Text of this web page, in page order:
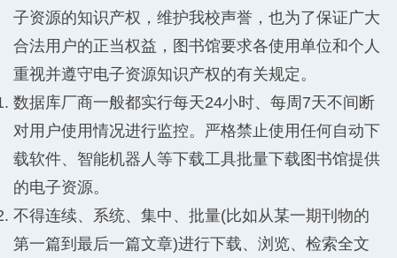
子资源的知识产权，维护我校声誉，也为了保证广大
合法用户的正当权益，图书馆要求各使用单位和个人
重视并遵守电子资源知识产权的有关规定。
数据库厂商一般都实行每天24小时、每周7天不间断
对用户使用情况进行监控。严格禁止使用任何自动下
载软件、智能机器人等下载工具批量下载图书馆提供
的电子资源。
不得连续、系统、集中、批量(比如从某一期刊物的
第一篇到最后一篇文章)进行下载、浏览、检索全文